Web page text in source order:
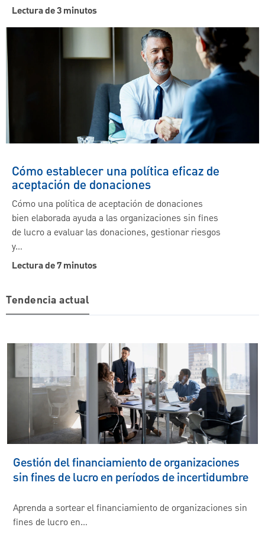
Lectura de 3 minutos
Cómo establecer una política eficaz de
aceptación de donaciones
Cómo una política de aceptación de donaciones
bien elaborada ayuda a las organizaciones sin fines
de lucro a evaluar las donaciones, gestionar riesgos
y…
Lectura de 7 minutos
Tendencia actual
Gestión del financiamiento de organizaciones
sin fines de lucro en períodos de incertidumbre
Aprenda a sortear el financiamiento de organizaciones sin
fines de lucro en…